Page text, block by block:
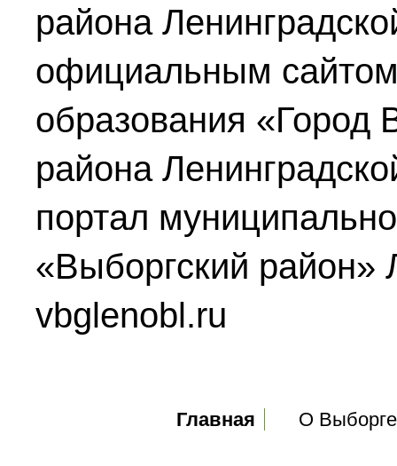
района
официальным
образования «Город
района
портал
«Выборгский район»
vbglenobl.ru
Главное менюГлавная О Выборге